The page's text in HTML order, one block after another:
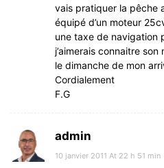
vais pratiquer la pêche
équipé d’un moteur
une taxe de navigation
j’aimerais connaitre
le dimanche de mon
Cordialement
F.G
admin
10 janvier 2011 At 22 h 51 min